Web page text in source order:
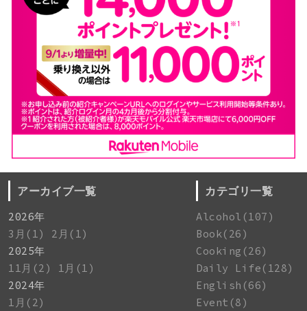
アーカイブ一覧
2026年
3月(1)
2月(1)
2025年
11月(2)
1月(1)
2024年
1月(2)
カテゴリ一覧
Alcohol(107)
Book(26)
Cooking(26)
Daily Life(128)
English(66)
Event(8)